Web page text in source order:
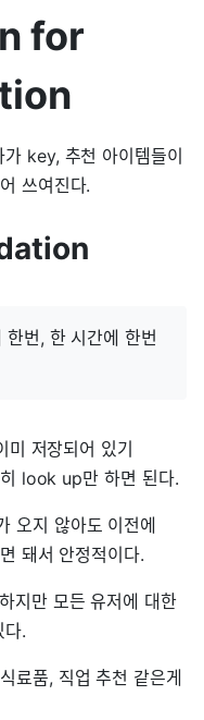
for
key, 추천 아이템들이
쓰여진다.
한번, 한 시간에 한번
저장되어 있기
look up만 하면 된다.
오지 않아도 이전에
돼서 안정적이다.
지만 모든 유저에 대한
다.
료품, 직업 추천 같은게